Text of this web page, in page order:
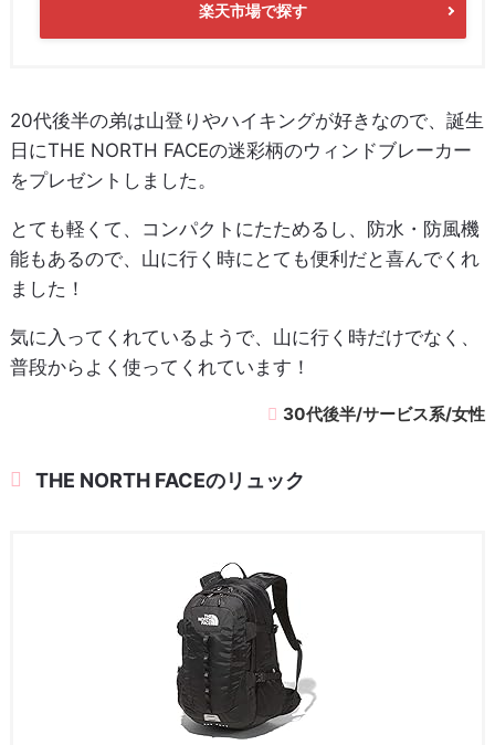
楽天市場で探す
20代後半の弟は山登りやハイキングが好きなので、誕生
日にTHE NORTH FACEの迷彩柄のウィンドブレーカー
をプレゼントしました。
とても軽くて、コンパクトにたためるし、防水・防風機
能もあるので、山に行く時にとても便利だと喜んでくれ
ました！
気に入ってくれているようで、山に行く時だけでなく、
普段からよく使ってくれています！
30代後半/サービス系/女性
THE NORTH FACEのリュック